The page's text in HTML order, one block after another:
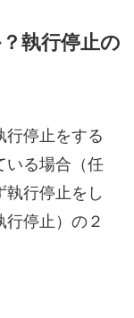
執行停止の
行停止をする
いる場合（任
執行停止をし
停止）の２